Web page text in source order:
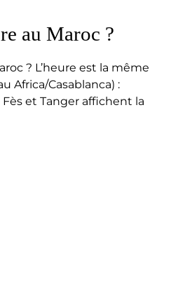
au Maroc ?
? L’heure est la même
Africa/Casablanca) :
Fès et Tanger affichent la